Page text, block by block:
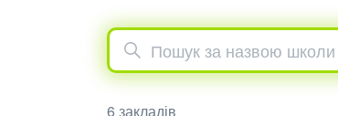
6 закладів